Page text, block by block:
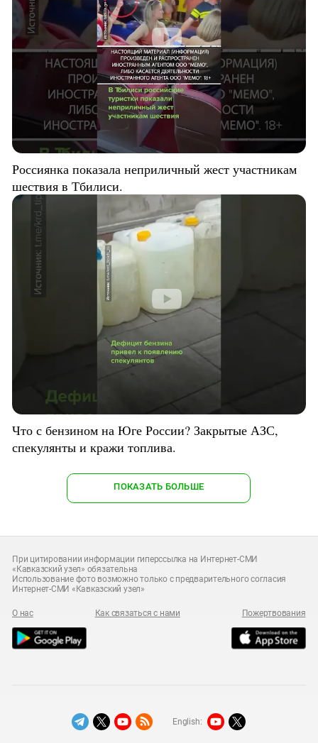
Россиянка показала неприличный жест участникам
шествия в Тбилиси.
Что с бензином на Юге России? Закрытые АЗС,
спекулянты и кражи топлива.
ПОКАЗАТЬ БОЛЬШЕ
При цитировании информации гиперссылка на Интернет-СМИ
«Кавказский узел» обязательна
Использование фото возможно только с предварительного согласия
Интернет-СМИ «Кавказский узел»
О нас Как связаться с нами Пожертвования
English: